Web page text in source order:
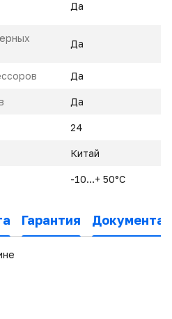
Да
Да
Да
Да
24
Китай
-10…+ 50°С
Гарантия